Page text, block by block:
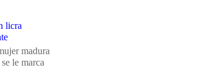
licra
madura
le marca